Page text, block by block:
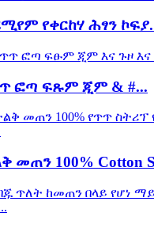
የቀርከሃ ሕፃን
ፎጣ ፍጹም ጂም & #...
መጠን 100% Cotton